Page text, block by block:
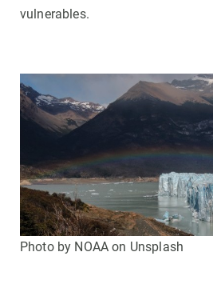
vulnerables.
Photo by NOAA on Unsplash